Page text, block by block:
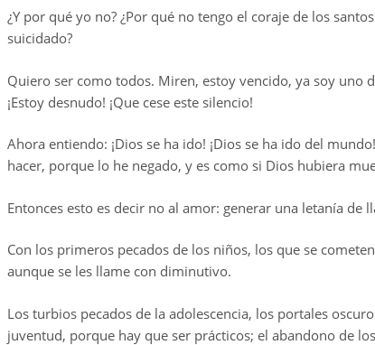
¿Y por qué yo no? ¿Por qué no tengo el coraje de los
suicidado?
Quiero ser como todos. Miren, estoy vencido, ya soy uno
¡Estoy desnudo! ¡Que cese este silencio!
Ahora entiendo: ¡Dios se ha ido! ¡Dios se ha ido del
hacer, porque lo he negado, y es como si Dios hubiera
Entonces esto es decir no al amor: generar una letanía
Con los primeros pecados de los niños, los que se
aunque se les llame con diminutivo.
Los turbios pecados de la adolescencia, los portales
juventud, porque hay que ser prácticos; el abandono de